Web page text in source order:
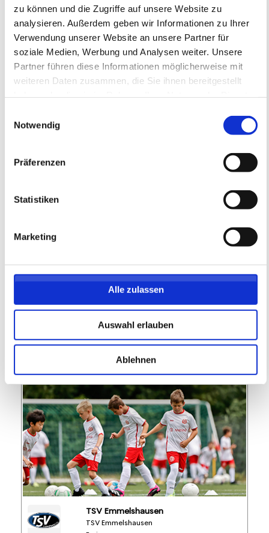
zu können und die Zugriffe auf unsere Website zu
analysieren. Außerdem geben wir Informationen zu Ihrer
Verwendung unserer Website an unsere Partner für
soziale Medien, Werbung und Analysen weiter. Unsere
Partner führen diese Informationen möglicherweise mit
weiteren Daten zusammen, die Sie ihnen bereitgestellt
Notwendig
Präferenzen
Statistiken
Marketing
Alle zulassen
Auswahl erlauben
Ablehnen
Anmeldeschluss 28. September 2026, 09:30 Uhr
Anmelden 219,05 EUR
197,15 EUR
inkl. Ausstattung
Anmeldeschluss 28. September 2026, 09:30 Uhr
Anmelden
156,65 EUR
TSV Emmelshausen
TSV Emmelshausen